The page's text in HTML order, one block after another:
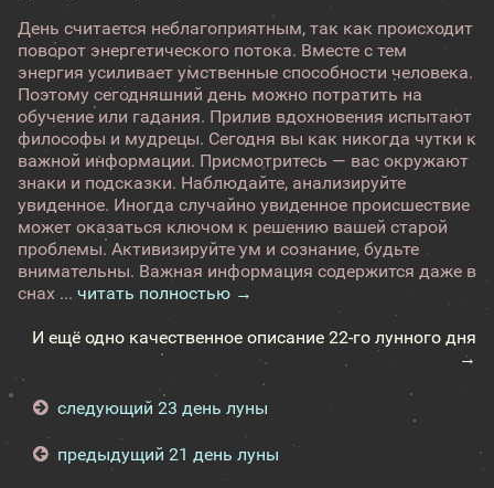
День считается неблагоприятным, так как происходит
поворот энергетического потока. Вместе с тем
энергия усиливает умственные способности человека.
Поэтому сегодняшний день можно потратить на
обучение или гадания. Прилив вдохновения испытают
философы и мудрецы. Сегодня вы как никогда чутки к
важной информации. Присмотритесь — вас окружают
знаки и подсказки. Наблюдайте, анализируйте
увиденное. Иногда случайно увиденное происшествие
может оказаться ключом к решению вашей старой
проблемы. Активизируйте ум и сознание, будьте
внимательны. Важная информация содержится даже в
снах ... читать полностью →
И ещё одно качественное описание 22-го лунного дня
→
следующий 23 день луны
предыдущий 21 день луны